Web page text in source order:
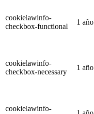
cookielawinfo-
checkbox-functional
1 año
cookielawinfo-
checkbox-necessary
1 año
cookielawinfo-